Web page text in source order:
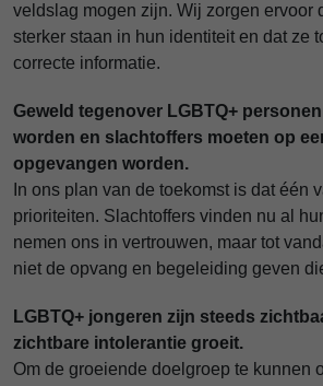
veldslag mogen zijn. Wij zorgen ervoor
sterker staan in hun identiteit en dat ze
correcte informatie.
Geweld tegenover LGBTQ+
worden en slachtoffers moeten op
opgevangen worden.
In ons plan van de toekomst is dat één
prioriteiten. Slachtoffers vinden nu al
nemen ons in vertrouwen, maar tot
niet de opvang en begeleiding geven
LGBTQ+ jongeren zijn steeds
zichtbare intolerantie groeit.
Om de groeiende doelgroep te kunnen